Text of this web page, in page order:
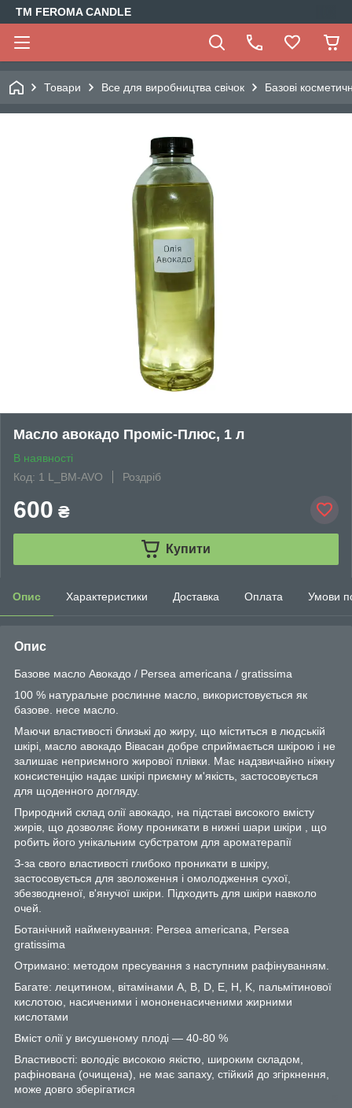
TM FEROMA CANDLE
Товари Все для виробництва свічок Базові
Масло авокадо Проміс-Плюс, 1 л
В наявності
Код: 1 L_BM-AVO
Роздріб
600 ₴
Купити
Опис Характеристики Доставка Оплата Умови
Опис
Базове масло Авокадо / Persea americana / gratissima
100 % натуральне рослинне масло, використовується як
базове. несе масло.
Маючи властивості близькі до жиру, що міститься в людській
шкірі, масло авокадо Вівасан добре сприймається шкірою і не
залишає неприємного жирової плівки. Має надзвичайно ніжну
консистенцію надає шкірі приємну м'якість, застосовується
для щоденного догляду.
Природний склад олії авокадо, на підставі високого вмісту
жирів, що дозволяє йому проникати в нижні шари шкіри , що
робить його унікальним субстратом для ароматерапії
З-за свого властивості глибоко проникати в шкіру,
застосовується для зволоження і омолодження сухої,
збезводненої, в'янучої шкіри. Підходить для шкіри навколо
очей.
Ботанічний найменування: Persea americana, Persea
gratissima
Отримано: методом пресування з наступним рафінуванням.
Багате: лецитином, вітамінами А, B, D, E, H, K, пальмітинової
кислотою, насиченими і мононенасиченими жирними
кислотами
Вміст олії у висушеному плоді ― 40-80 %
Властивості: володіє високою якістю, широким складом,
рафінована (очищена), не має запаху, стійкий до згіркнення,
може довго зберігатися